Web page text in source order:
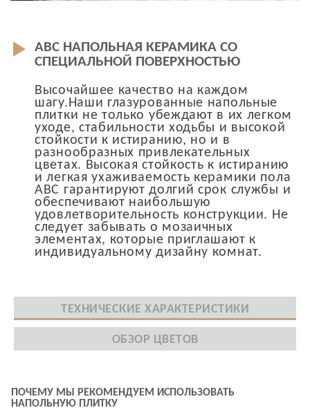
ABC НАПОЛЬНАЯ КЕРАМИКА СО
СПЕЦИАЛЬНОЙ ПОВЕРХНОСТЬЮ
Высочайшее качество на каждом
шагу.Наши глазурованные напольные
плитки не только убеждают в их легком
уходе, стабильности ходьбы и высокой
стойкости к истиранию, но и в
разнообразных привлекательных
цветах. Высокая стойкость к истиранию
и легкая ухаживаемость керамики пола
ABC гарантируют долгий срок службы и
обеспечивают наибольшую
удовлетворительность конструкции. Не
следует забывать о мозаичных
элементах, которые приглашают к
индивидуальному дизайну комнат.
ТЕХНИЧЕСКИЕ ХАРАКТЕРИСТИКИ
ОБЗОР ЦВЕТОВ
ПОЧЕМУ МЫ РЕКОМЕНДУЕМ ИСПОЛЬЗОВАТЬ
НАПОЛЬНУЮ ПЛИТКУ